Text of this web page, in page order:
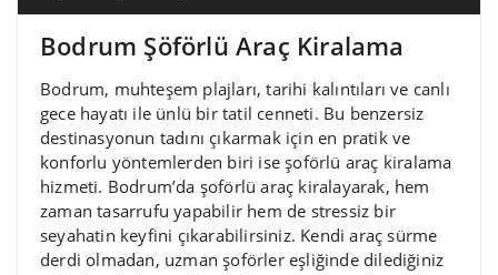
Bodrum Şöförlü Araç Kiralama
Bodrum, muhteşem plajları, tarihi kalıntıları ve canlı
gece hayatı ile ünlü bir tatil cenneti. Bu benzersiz
destinasyonun tadını çıkarmak için en pratik ve
konforlu yöntemlerden biri ise şoförlü araç kiralama
hizmeti. Bodrum’da şoförlü araç kiralayarak, hem
zaman tasarrufu yapabilir hem de stressiz bir
seyahatin keyfini çıkarabilirsiniz. Kendi araç sürme
derdi olmadan, uzman şoförler eşliğinde dilediğiniz